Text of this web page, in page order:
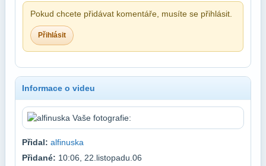
Pokud chcete přidávat komentáře, musíte se přihlásit.
Přihlásit
Informace o videu
Přidal: alfinuska
Přidané: 10:06, 22.listopadu.06